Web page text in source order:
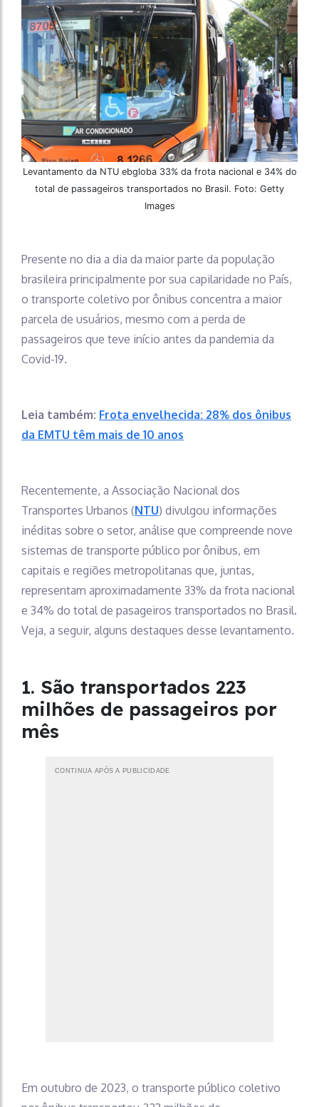
Levantamento da NTU ebgloba 33% da frota nacional e 34% do
total de passageiros transportados no Brasil. Foto: Getty
Images
Presente no dia a dia da maior parte da população
brasileira principalmente por sua capilaridade no País,
o transporte coletivo por ônibus concentra a maior
parcela de usuários, mesmo com a perda de
passageiros que teve início antes da pandemia da
Covid-19.
Leia também: Frota envelhecida: 28% dos ônibus
da EMTU têm mais de 10 anos
Recentemente, a Associação Nacional dos
Transportes Urbanos (NTU) divulgou informações
inéditas sobre o setor, análise que compreende nove
sistemas de transporte público por ônibus, em
capitais e regiões metropolitanas que, juntas,
representam aproximadamente 33% da frota nacional
e 34% do total de pasageiros transportados no Brasil.
Veja, a seguir, alguns destaques desse levantamento.
1. São transportados 223
milhões de passageiros por
mês
CONTINUA APÓS A PUBLICIDADE
Em outubro de 2023, o transporte público coletivo